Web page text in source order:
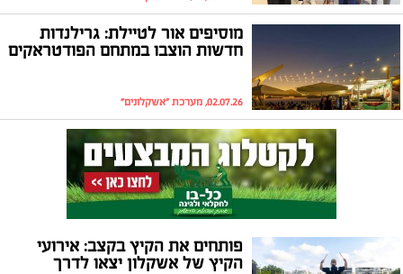
מוסיפים אור לטיילת: גרילנדות
חדשות הוצבו במתחם הפודטראקים
02.07.26, מערכת "אשקלונים"
פותחים את הקיץ בקצב: אירועי
הקיץ של אשקלון יצאו לדרך